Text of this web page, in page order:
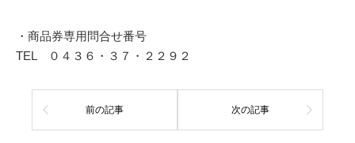
・商品券専用問合せ番号
TEL ０４３６・３７・２２９２
前の記事 次の記事